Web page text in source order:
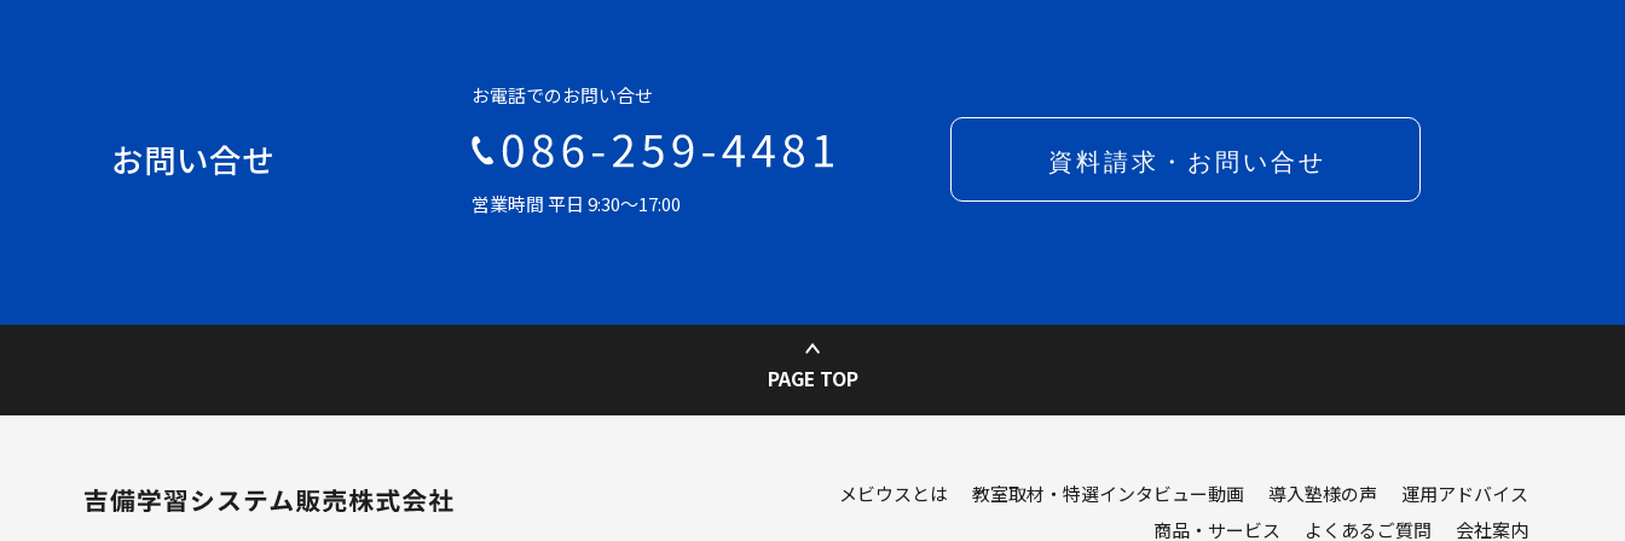
お問い合せ
お電話でのお問い合せ
営業時間 平日 9:30～17:00
PAGE TOP
メビウスとは 教室取材・特選インタビュー動画 導入塾様の声
運用アドバイス
商品・サービス
よくあるご質問 会社案内